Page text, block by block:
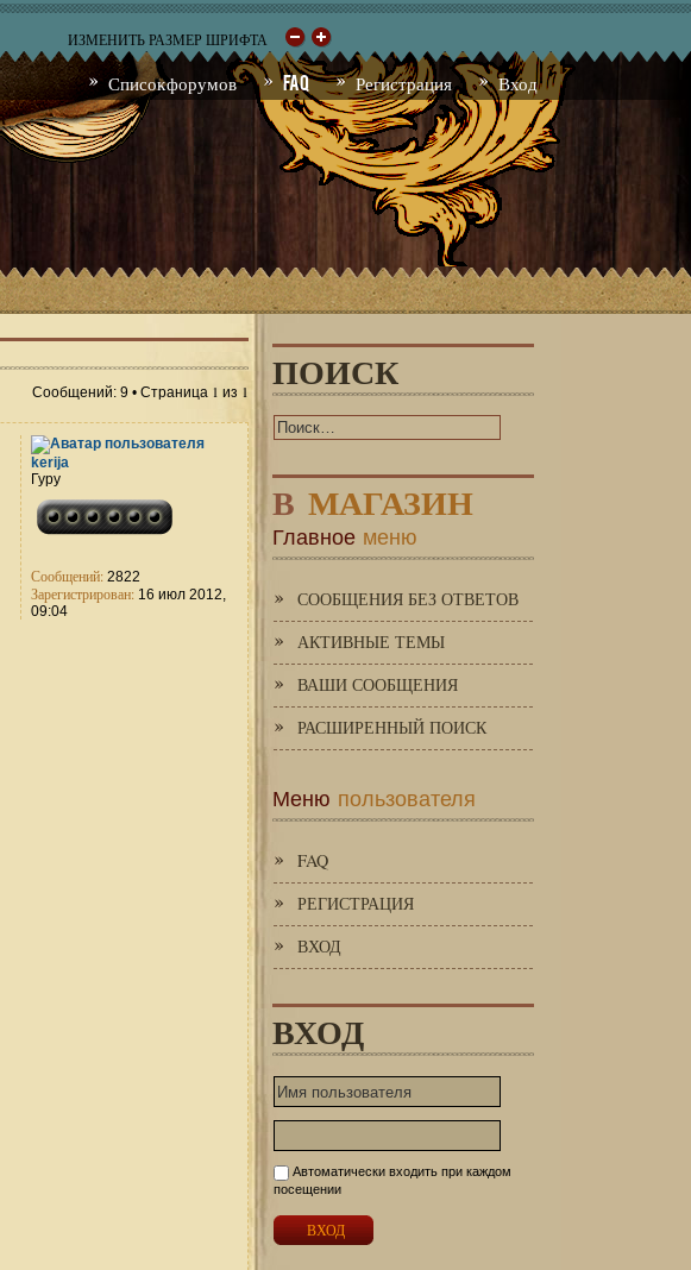
ИЗМЕНИТЬ РАЗМЕР ШРИФТА
Список форумов FAQ Регистрация Вход
Сообщений: 9 • Страница 1 из 1
kerija
Гуру
Сообщений: 2822
Зарегистрирован: 16 июл 2012,
09:04
ПОИСК
В МАГАЗИН
Главное меню
СООБЩЕНИЯ БЕЗ ОТВЕТОВ
АКТИВНЫЕ ТЕМЫ
ВАШИ СООБЩЕНИЯ
РАСШИРЕННЫЙ ПОИСК
Меню пользователя
FAQ
РЕГИСТРАЦИЯ
ВХОД
ВХОД
Автоматически входить при каждом
посещении